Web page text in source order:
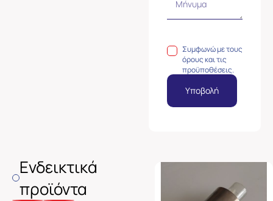
Συμφωνώ με τους
όρους και τις
προϋποθέσεις.
Υποβολή
Ενδεικτικά
προϊόντα